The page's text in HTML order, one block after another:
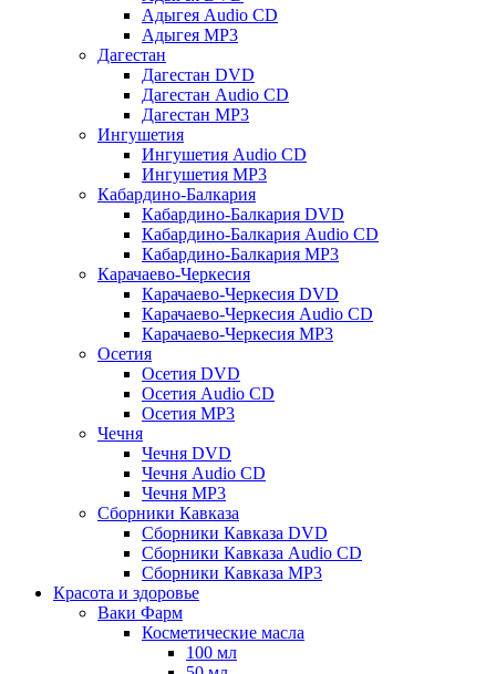
Адыгея Audio CD
Адыгея MP3
Дагестан
Дагестан DVD
Дагестан Audio CD
Дагестан MP3
Ингушетия
Ингушетия Audio CD
Ингушетия MP3
Кабардино-Балкария
Кабардино-Балкария DVD
Кабардино-Балкария Audio CD
Кабардино-Балкария MP3
Карачаево-Черкесия
Карачаево-Черкесия DVD
Карачаево-Черкесия Audio CD
Карачаево-Черкесия MP3
Осетия
Осетия DVD
Осетия Audio CD
Осетия MP3
Чечня
Чечня DVD
Чечня Audio CD
Чечня MP3
Сборники Кавказа
Сборники Кавказа DVD
Сборники Кавказа Audio CD
Сборники Кавказа MP3
Красота и здоровье
Ваки Фарм
Косметические масла
100 мл